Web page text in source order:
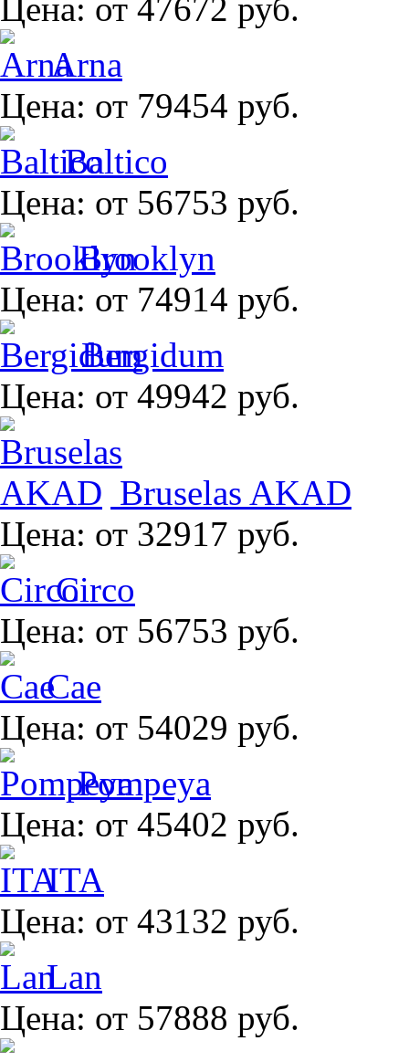
Цена: от 47672 руб.
Arna
Цена: от 79454 руб.
Baltico
Цена: от 56753 руб.
Brooklyn
Цена: от 74914 руб.
Bergidum
Цена: от 49942 руб.
Bruselas AKAD
Цена: от 32917 руб.
Circo
Цена: от 56753 руб.
Cae
Цена: от 54029 руб.
Pompeya
Цена: от 45402 руб.
ITA
Цена: от 43132 руб.
Lan
Цена: от 57888 руб.